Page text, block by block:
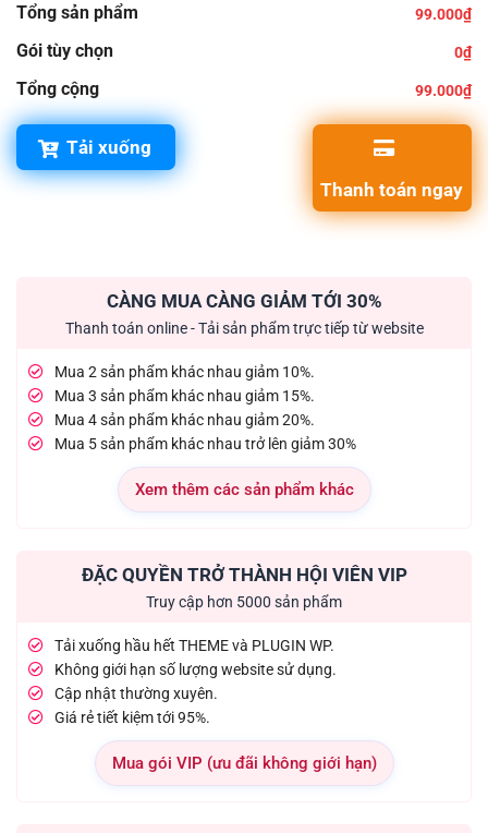
Tổng sản phẩm 99.000₫
Gói tùy chọn 0₫
Tổng cộng 99.000₫
Tải xuống
Thanh toán ngay
CÀNG MUA CÀNG GIẢM TỚI 30%
Thanh toán online - Tải sản phẩm trực tiếp từ website
Mua 2 sản phẩm khác nhau giảm 10%.
Mua 3 sản phẩm khác nhau giảm 15%.
Mua 4 sản phẩm khác nhau giảm 20%.
Mua 5 sản phẩm khác nhau trở lên giảm 30%
Xem thêm các sản phẩm khác
ĐẶC QUYỀN TRỞ THÀNH HỘI VIÊN VIP
Truy cập hơn 5000 sản phẩm
Tải xuống hầu hết THEME và PLUGIN WP.
Không giới hạn số lượng website sử dụng.
Cập nhật thường xuyên.
Giá rẻ tiết kiệm tới 95%.
Mua gói VIP (ưu đãi không giới hạn)